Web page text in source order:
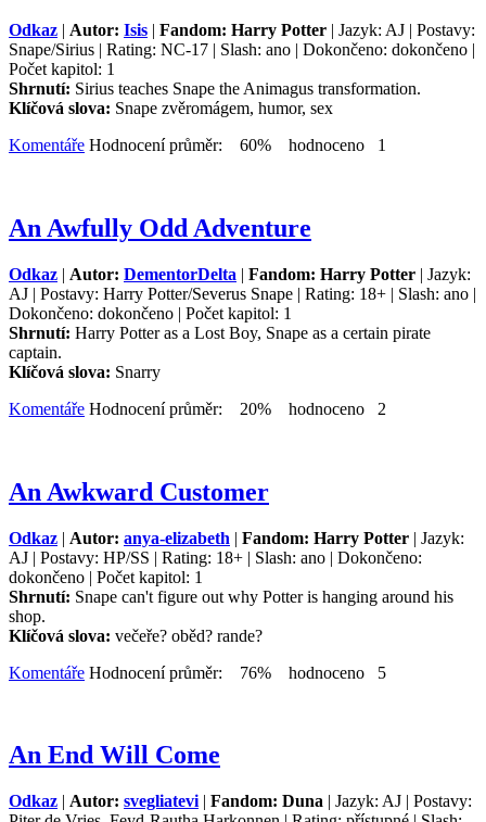
Odkaz | Autor: Isis | Fandom: Harry Potter | Jazyk: AJ | Postavy:
Snape/Sirius | Rating: NC-17 | Slash: ano | Dokončeno: dokončeno |
Počet kapitol: 1
Shrnutí: Sirius teaches Snape the Animagus transformation.
Klíčová slova: Snape zvěromágem, humor, sex
Komentáře Hodnocení průměr: 60% hodnoceno 1
An Awfully Odd Adventure
Odkaz | Autor: DementorDelta | Fandom: Harry Potter | Jazyk:
AJ | Postavy: Harry Potter/Severus Snape | Rating: 18+ | Slash: ano |
Dokončeno: dokončeno | Počet kapitol: 1
Shrnutí: Harry Potter as a Lost Boy, Snape as a certain pirate
captain.
Klíčová slova: Snarry
Komentáře Hodnocení průměr: 20% hodnoceno 2
An Awkward Customer
Odkaz | Autor: anya-elizabeth | Fandom: Harry Potter | Jazyk:
AJ | Postavy: HP/SS | Rating: 18+ | Slash: ano | Dokončeno:
dokončeno | Počet kapitol: 1
Shrnutí: Snape can't figure out why Potter is hanging around his
shop.
Klíčová slova: večeře? oběd? rande?
Komentáře Hodnocení průměr: 76% hodnoceno 5
An End Will Come
Odkaz | Autor: svegliatevi | Fandom: Duna | Jazyk: AJ | Postavy: